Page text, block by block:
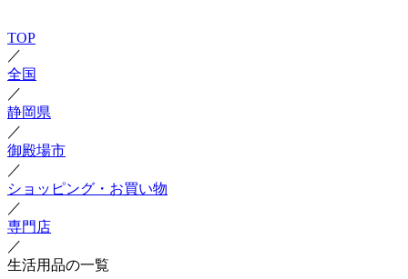
TOP
／
全国
／
静岡県
／
御殿場市
／
ショッピング・お買い物
／
専門店
／
生活用品の一覧